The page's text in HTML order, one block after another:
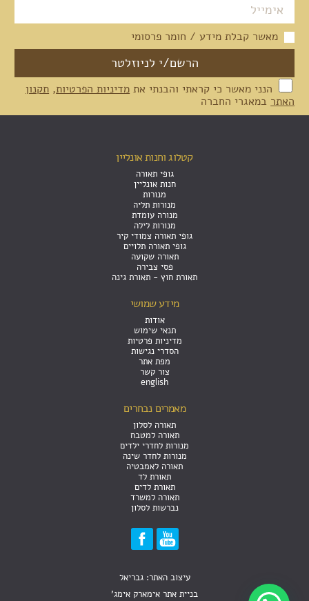
מאשר קבלת מידע / חומר פרסומי
הנני מאשר כי קראתי והבנתי את מדיניות הפרטיות, תקנון
האתר במאגרי החברה
קטלוג וחנות אונליין
גופי תאורה
חנות אונליין
מנורות
מנורות תליה
מנורה עומדת
מנורות לילה
גופי תאורה צמודי קיר
גופי תאורה תלויים
תאורה שקועה
פסי צבירה
תאורת חוץ - תאורת גינה
מידע שמושי
אודות
תנאי שימוש
מדיניות פרטיות
הסדרי נגישות
מפת אתר
צור קשר
english
מאמרים נבחרים
תאורה לסלון
תאורה למטבח
מנורות לחדרי ילדים
מנורות לחדר שינה
תאורה לאמבטיה
תאורת לד
תאורת לדים
תאורה למשרד
נברשות לסלון
עיצוב האתר: גבריאל
בניית אתר אימארק אימג'